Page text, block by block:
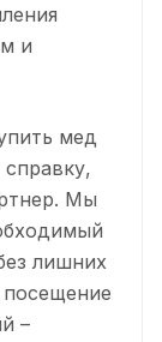
и
мед
Мы
лишних
посещение
–